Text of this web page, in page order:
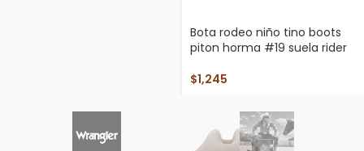
Bota rodeo niño tino boots
piton horma #19 suela rider
$1,245